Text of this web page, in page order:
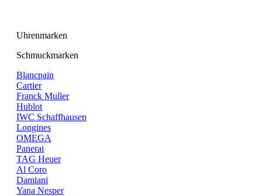
Uhrenmarken
Schmuckmarken
Blancpain
Cartier
Franck Muller
Hublot
IWC Schaffhausen
Longines
OMEGA
Panerai
TAG Heuer
Al Coro
Damiani
Yana Nesper